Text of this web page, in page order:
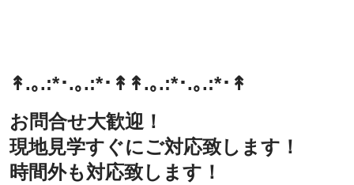
↟.｡.:*･.｡.:*･↟ ↟.｡.:*･.｡.:*･↟
お問合せ大歓迎！
現地見学すぐにご対応致します！
時間外も対応致します！